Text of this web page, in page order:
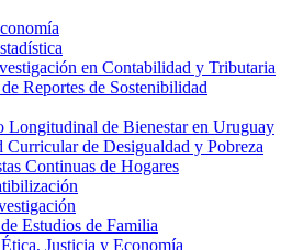
en Contabilidad y Tributaria
Reportes de Sostenibilidad
Longitudinal de Bienestar en Uruguay
Curricular de Desigualdad y Pobreza
Continuas de Hogares
Estudios de Familia
Justicia y Economía